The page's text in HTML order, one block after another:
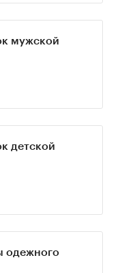
мужской
детской
одежного